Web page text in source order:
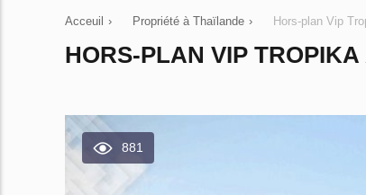
Acceuil › Propriété à Thaïlande › Hors-plan Vip
HORS-PLAN VIP
881